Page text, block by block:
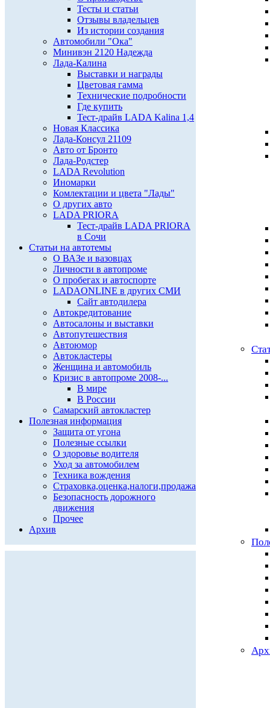
Тесты и статьи
Отзывы владельцев
Из истории создания
Автомобили "Ока"
Минивэн 2120 Надежда
Лада-Калина
Выставки и награды
Цветовая гамма
Технические подробности
Где купить
Тест-драйв LADA Kalina 1,4
Новая Классика
Лада-Консул 21109
Авто от Бронто
Лада-Родстер
LADA Revolution
Иномарки
Комлектации и цвета "Лады"
О других авто
LADA PRIORA
Тест-драйв LADA PRIORA
в Сочи
Статьи на автотемы
О ВАЗе и вазовцах
Личности в автопроме
О пробегах и автоспорте
LADAONLINE в других СМИ
Сайт автодилера
Автокредитование
Автосалоны и выставки
Автопутешествия
Автоюмор
Автокластеры
Женщина и автомобиль
Кризис в автопроме 2008-...
В мире
В России
Самарский автокластер
Полезная информация
Защита от угона
Полезные ссылки
О здоровье водителя
Уход за автомобилем
Техника вождения
Страховка,оценка,налоги,продажа
Безопасность дорожного
движения
Прочее
Архив